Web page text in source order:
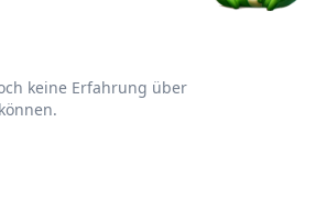
keine Erfahrung über